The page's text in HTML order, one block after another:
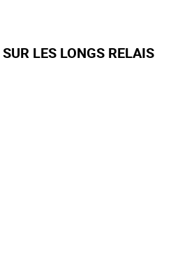
LES LONGS RELAIS